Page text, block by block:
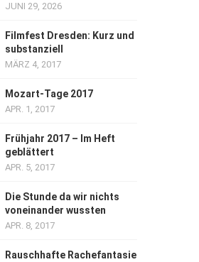
JUNI 29, 2026
Filmfest Dresden: Kurz und
substanziell
MÄRZ 4, 2017
Mozart-Tage 2017
APR. 1, 2017
Frühjahr 2017 – Im Heft
geblättert
APR. 5, 2017
Die Stunde da wir nichts
voneinander wussten
APR. 8, 2017
Rauschhafte Rachefantasie